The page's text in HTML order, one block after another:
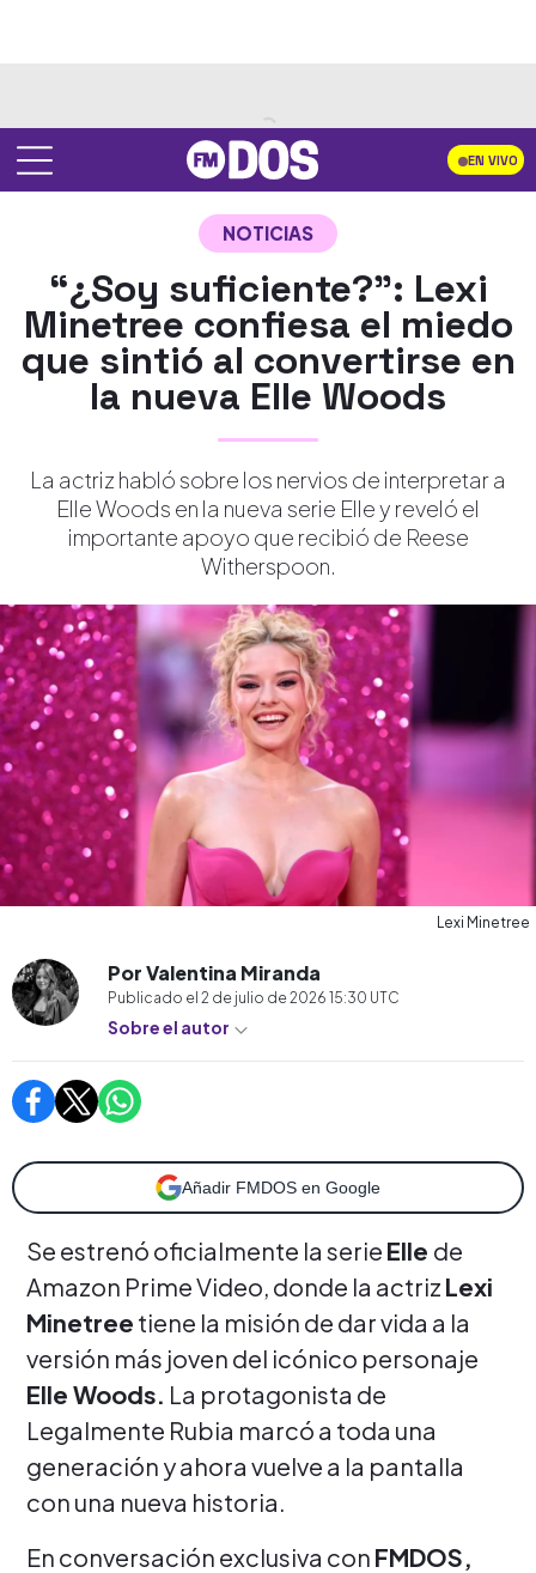
EN VIVO
NOTICIAS
“¿Soy suficiente?”: Lexi
Minetree confiesa el miedo
que sintió al convertirse en
la nueva Elle Woods
La actriz habló sobre los nervios de interpretar a
Elle Woods en la nueva serie Elle y reveló el
importante apoyo que recibió de Reese
Witherspoon.
Lexi Minetree
Por Valentina Miranda
Publicado el 2 de julio de 2026 15:30 UTC
Sobre el autor
Añadir FMDOS en Google
Se estrenó oficialmente la serie Elle de
Amazon Prime Video, donde la actriz Lexi
Minetree tiene la misión de dar vida a la
versión más joven del icónico personaje
Elle Woods. La protagonista de
Legalmente Rubia marcó a toda una
generación y ahora vuelve a la pantalla
con una nueva historia.
En conversación exclusiva con FMDOS,